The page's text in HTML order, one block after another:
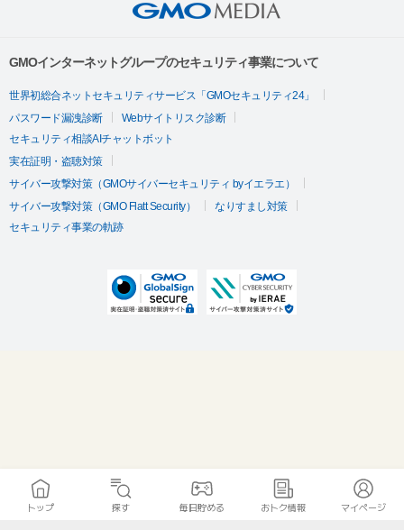
GMOインターネットグループのセキュリティ事業について
世界初総合ネットセキュリティサービス「GMOセキュリティ24」
パスワード漏洩診断
Webサイトリスク診断
セキュリティ相談AIチャットボット
実在証明・盗聴対策
サイバー攻撃対策（GMOサイバーセキュリティ byイエラエ）
サイバー攻撃対策（GMO Flatt Security）
なりすまし対策
セキュリティ事業の軌跡
トップ 探す 毎日貯める おトク情報 マイページ